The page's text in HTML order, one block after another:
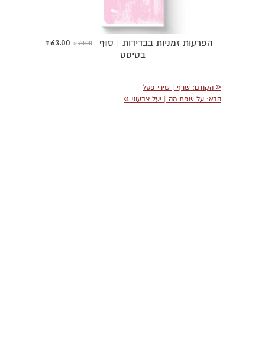
₪70.00
₪63.00
הפרעות זמניות בבדידות | סוּף
בטיסט
« הקודם: שרף | שירי פסל
הבא: על שפת מה | יעל צבעוני »